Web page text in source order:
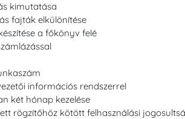
kimutatása
fajták elkülönítése
a főkönyv felé
információs rendszerrel
két hónap kezelése
rögzítőhöz kötött felhasználási